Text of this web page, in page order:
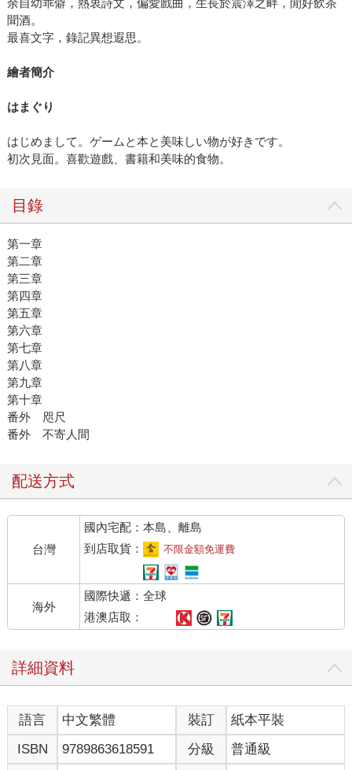
余自幼乖僻，熱衷詩文，偏愛戲曲，生長於震澤之畔，閒好飲茶
聞酒。
最喜文字，錄記異想遐思。
繪者簡介
はまぐり
はじめまして。ゲームと本と美味しい物が好きです。
初次見面。喜歡遊戲、書籍和美味的食物。
目錄
第一章
第二章
第三章
第四章
第五章
第六章
第七章
第八章
第九章
第十章
番外 咫尺
番外 不寄人間
配送方式
台灣
國內宅配：本島、離島
到店取貨：
不限金額免運費
海外
國際快遞：全球
港澳店取：
詳細資料
語言 中文繁體 裝訂
紙本平裝
ISBN
9789863618591 分級 普通級